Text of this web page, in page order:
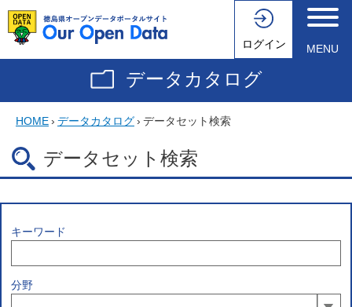
ログイン MENU
データカタログ
HOME› データカタログ› データセット検索
データセット検索
キーワード
分野